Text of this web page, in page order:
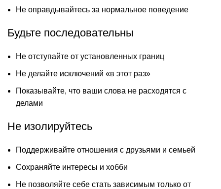
Не оправдывайтесь за нормальное поведение
Будьте последовательны
Не отступайте от установленных границ
Не делайте исключений «в этот раз»
Показывайте, что ваши слова не расходятся с
делами
Не изолируйтесь
Поддерживайте отношения с друзьями и семьей
Сохраняйте интересы и хобби
Не позволяйте себе стать зависимым только от